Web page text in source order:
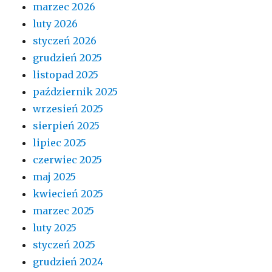
marzec 2026
luty 2026
styczeń 2026
grudzień 2025
listopad 2025
październik 2025
wrzesień 2025
sierpień 2025
lipiec 2025
czerwiec 2025
maj 2025
kwiecień 2025
marzec 2025
luty 2025
styczeń 2025
grudzień 2024